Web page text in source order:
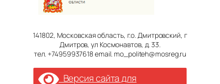
141802, Московская область, г.о. Дмитровский, г
Дмитров, ул Космонавтов, д. 33.
тел. +74959937618 email. mo_politeh@mosreg.ru
Версия сайта для